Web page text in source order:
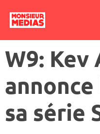
W9: Kev
sa série